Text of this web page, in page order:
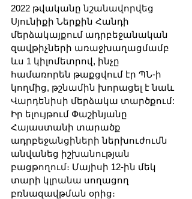
2022 թվականը նշանավորվեց
Սյունիքի Ներքին Հանդի
մերձակայքում ադրբեջանական
զավթիչների առաջխաղացմամբ
ևս 1 կիլոմետրով, ինչը
համառորեն թաքցվում էր ՊՆ-ի
կողմից, թշնամին խորացել է նաև
Վարդենիսի մերձակա տարծքում:
Իր ելույթում Փաշինյանը
Հայաստանի տարածք
ադրբեջանցիների ներխուժումն
անվանեց իշխանության
բացթողում։ Մայիսի 12-ին մեկ
տարի կլրանա սողացող
բռնազավթման օրից։